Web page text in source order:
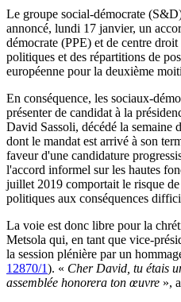
Le groupe social-démocrate
annoncé, lundi 17 janvier, un
démocrate (PPE) et de centre droit
politiques et des répartitions de
européenne pour la deuxième
En conséquence, les sociaux-
présenter de candidat à la
David Sassoli, décédé la semaine
dont le mandat est arrivé à son
faveur d'une candidature
l'accord informel sur les hautes
juillet 2019 comportait le risque
politiques aux conséquences
La voie est donc libre pour la
Metsola qui, en tant que vice-
la session plénière par un
12870/1). « Cher David, tu étais
assemblée honorera ton œuvre »,